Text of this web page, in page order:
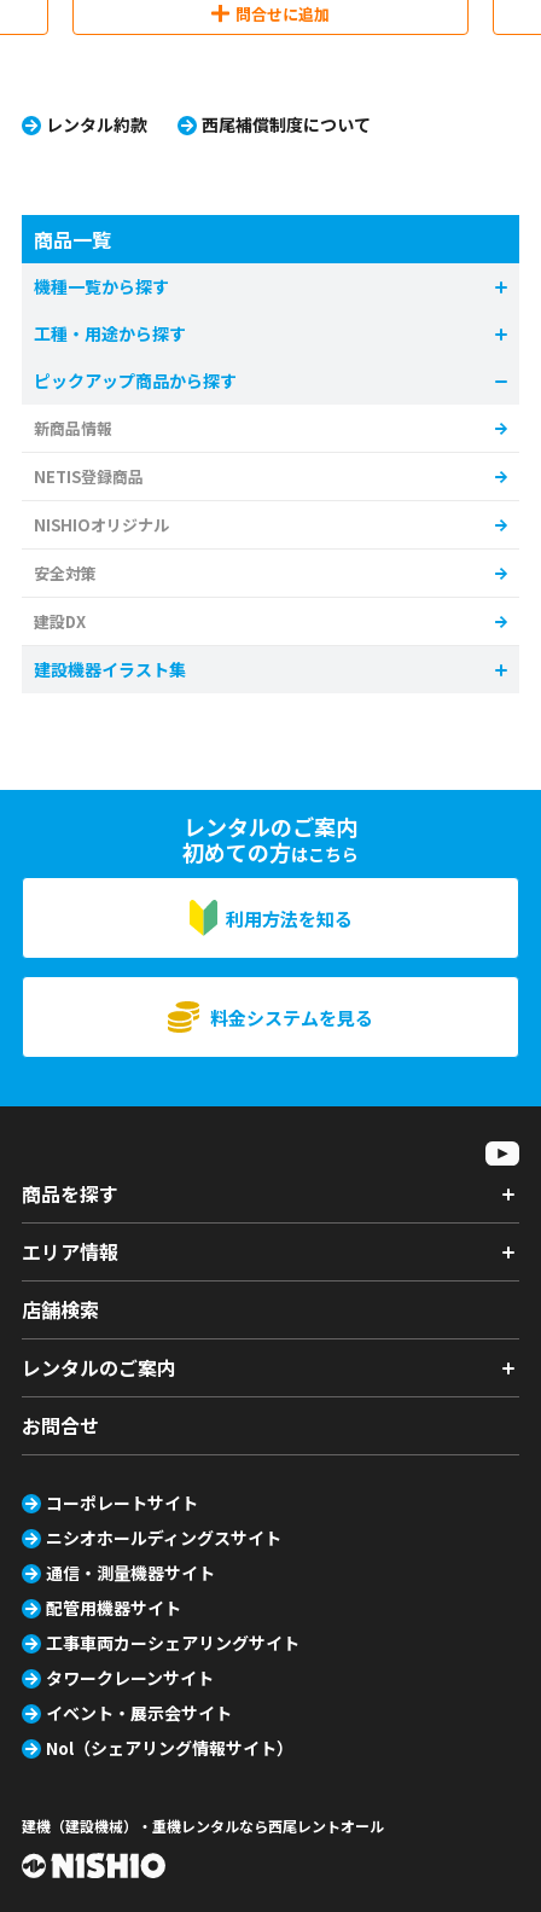
問合せに追加
レンタル約款 西尾補償制度について
商品一覧
機種一覧から探す
工種・用途から探す
ピックアップ商品から探す
新商品情報
NETIS登録商品
NISHIOオリジナル
安全対策
建設DX
建設機器イラスト集
レンタルのご案内
初めての方はこちら
利用方法を知る
料金システムを見る
商品を探す
エリア情報
店舗検索
レンタルのご案内
お問合せ
コーポレートサイト
ニシオホールディングスサイト
通信・測量機器サイト
配管用機器サイト
工事車両カーシェアリングサイト
タワークレーンサイト
イベント・展示会サイト
Nol（シェアリング情報サイト）
建機（建設機械）・重機レンタルなら西尾レントオール